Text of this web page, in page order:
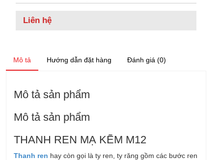
Liên hệ
Mô tả Hướng dẫn đặt hàng Đánh giá (0)
Mô tả sản phẩm
Mô tả sản phẩm
THANH REN MẠ KẼM M12
Thanh ren hay còn gọi là ty ren, ty răng gồm các bước ren